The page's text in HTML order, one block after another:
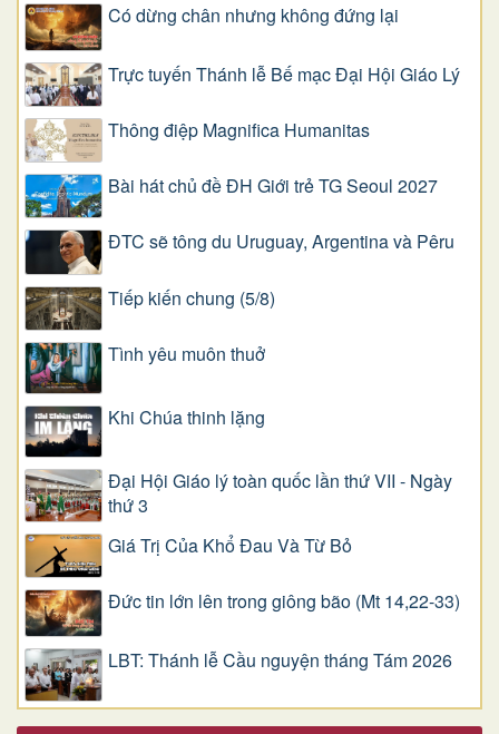
Có dừng chân nhưng không đứng lại
Trực tuyến Thánh lễ Bế mạc Đại Hội Giáo Lý
Thông điệp Magnifica Humanitas
Bài hát chủ đề ĐH Giới trẻ TG Seoul 2027
ĐTC sẽ tông du Uruguay, Argentina và Pêru
Tiếp kiến chung (5/8)
Tình yêu muôn thuở
Khi Chúa thinh lặng
Đại Hội Giáo lý toàn quốc lần thứ VII - Ngày
thứ 3
Giá Trị Của Khổ Ðau Và Từ Bỏ
Đức tin lớn lên trong giông bão (Mt 14,22-33)
LBT: Thánh lễ Cầu nguyện tháng Tám 2026